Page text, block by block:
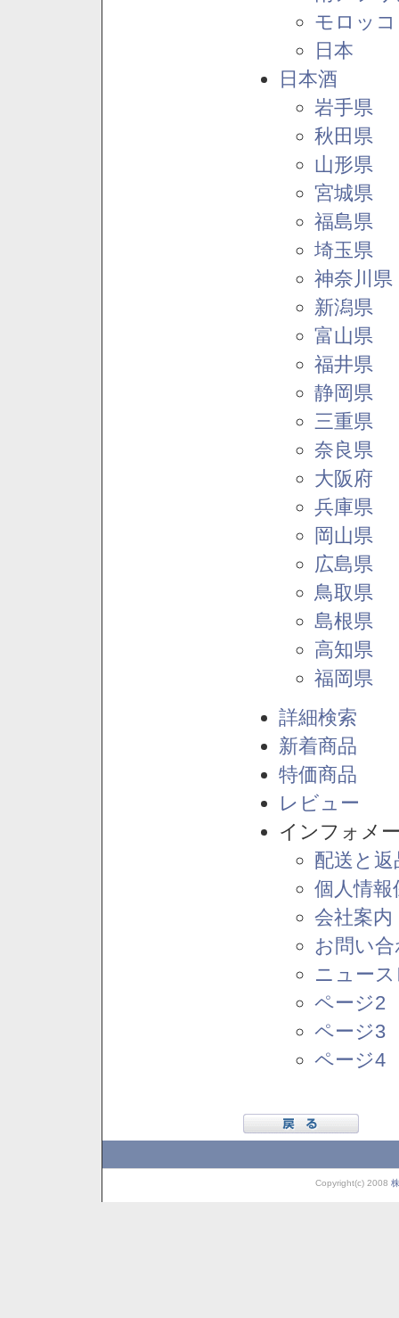
モロッコ
日本
日本酒
岩手県
秋田県
山形県
宮城県
福島県
埼玉県
神奈川県
新潟県
富山県
福井県
静岡県
三重県
奈良県
大阪府
兵庫県
岡山県
広島県
鳥取県
島根県
高知県
福岡県
詳細検索
新着商品
特価商品
レビュー
インフォメ
配送と
個人情報
会社案内
お問い
ニュー
ページ2
ページ3
ページ4
Copyright(c) 2008